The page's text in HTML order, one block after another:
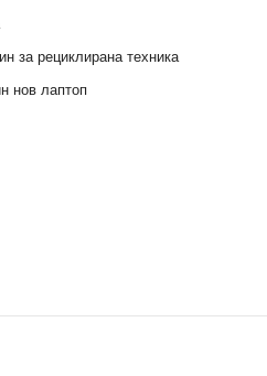
за рециклирана техника
нов лаптоп